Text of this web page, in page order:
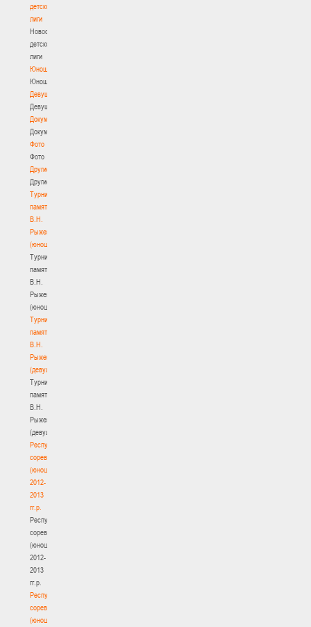
детской
лиги
Новости
детской
лиги
Юноши
Юноши
Девушки
Девушки
Документы
Документы
Фото
Фото
Другие
Другие
Турнир
памяти
В.Н.
Рыженкова
(юноши)
Турнир
памяти
В.Н.
Рыженкова
(юноши)
Турнир
памяти
В.Н.
Рыженкова
(девушки)
Турнир
памяти
В.Н.
Рыженкова
(девушки)
Республиканские
соревнования
(юноши)
2012-
2013
гг.р.
Республиканские
соревнования
(юноши)
2012-
2013
гг.р.
Республиканские
соревнования
(юноши)